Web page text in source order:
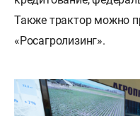
Также трактор можно
«Росагролизинг».